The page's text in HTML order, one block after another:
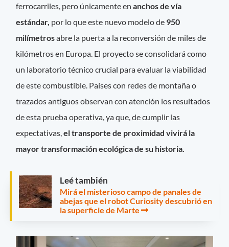
ferrocarriles, pero únicamente en anchos de vía
estándar, por lo que este nuevo modelo de 950
milímetrosabre la puerta a la reconversión de miles de
kilómetros en Europa. El proyecto se consolidará como
un laboratorio técnico crucial para evaluar la viabilidad
de este combustible. Países con redes de montaña o
trazados antiguos observan con atención los resultados
de esta prueba operativa, ya que, de cumplir las
expectativas,el transporte de proximidad vivirá la
mayor transformación ecológica de su historia.
Leé también
Mirá el misterioso campo de panales de
abejas que el robot Curiosity descubrió en
la superficie de Marte